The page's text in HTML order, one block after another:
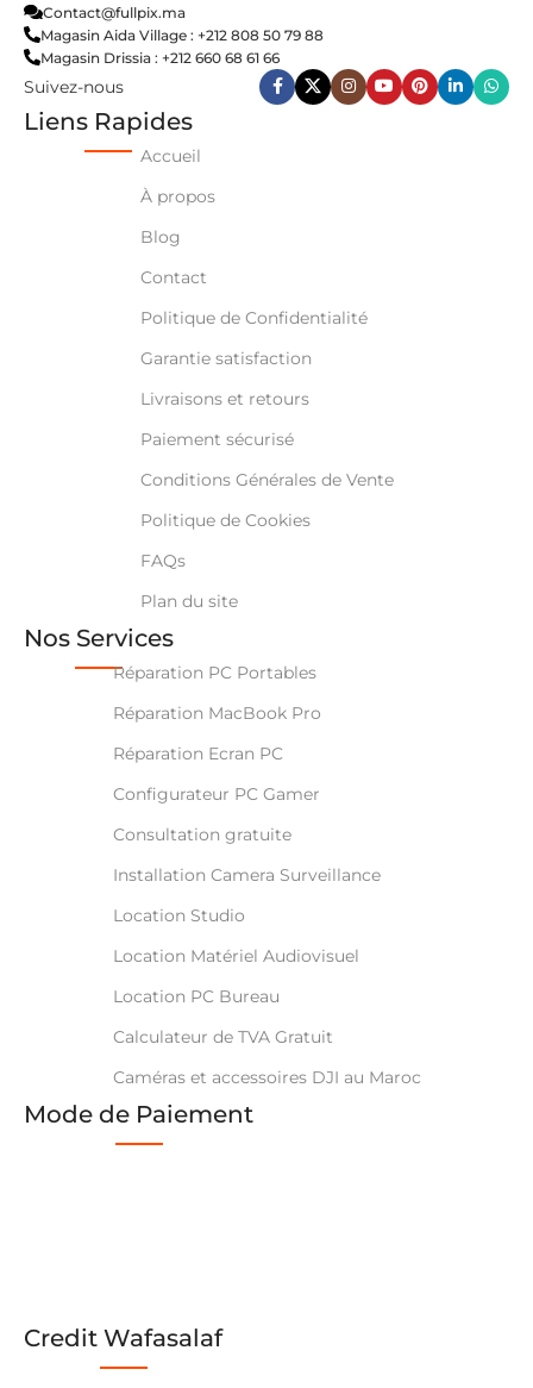
Contact@fullpix.ma
Magasin Aida Village : +212 808 50 79 88
Magasin Drissia : +212 660 68 61 66
Suivez-nous
Liens Rapides
Accueil
À propos
Blog
Contact
Politique de Confidentialité
Garantie satisfaction
Livraisons et retours
Paiement sécurisé
Conditions Générales de Vente
Politique de Cookies
FAQs
Plan du site
Nos Services
Réparation PC Portables
Réparation MacBook Pro
Réparation Ecran PC
Configurateur PC Gamer
Consultation gratuite
Installation Camera Surveillance
Location Studio
Location Matériel Audiovisuel
Location PC Bureau
Calculateur de TVA Gratuit
Caméras et accessoires DJI au Maroc
Mode de Paiement
Credit Wafasalaf